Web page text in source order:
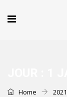
Home 2021